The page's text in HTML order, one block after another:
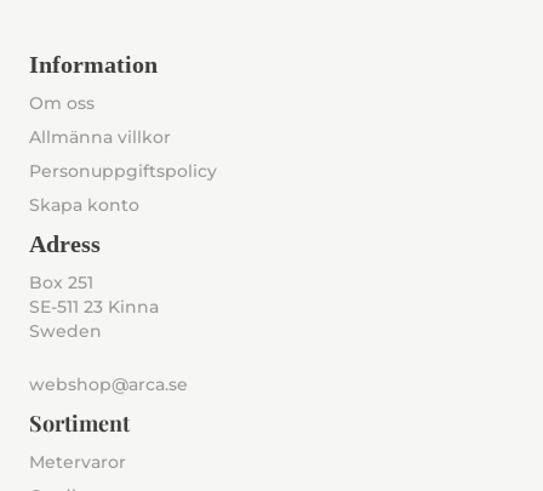
Information
Om oss
Allmänna villkor
Personuppgiftspolicy
Skapa konto
Adress
Box 251
SE-511 23 Kinna
Sweden
webshop@arca.se
Sortiment
Metervaror